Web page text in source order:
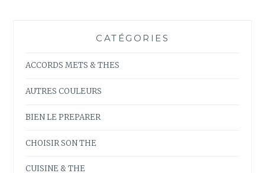
CATÉGORIES
ACCORDS METS & THES
AUTRES COULEURS
BIEN LE PREPARER
CHOISIR SON THE
CUISINE & THE